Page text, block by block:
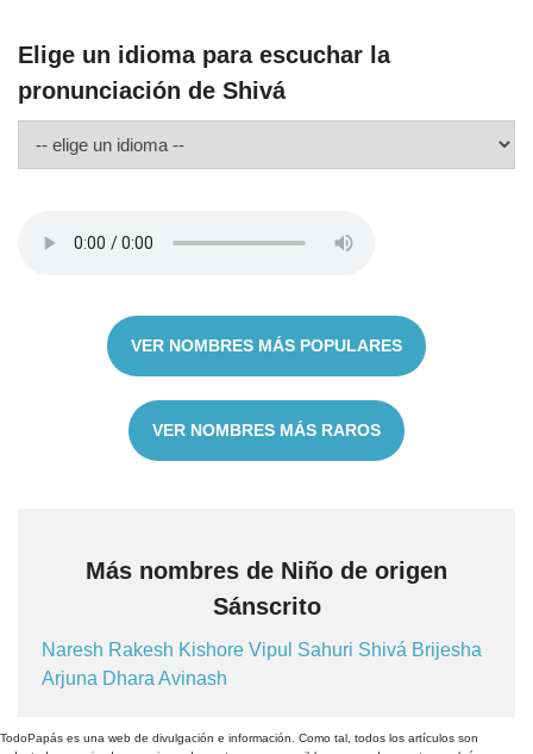
Elige un idioma para escuchar la
pronunciación de Shivá
VER NOMBRES MÁS POPULARES
VER NOMBRES MÁS RAROS
Más nombres de Niño de origen
Sánscrito
Naresh Rakesh Kishore Vipul Sahuri Shivá Brijesha
Arjuna Dhara Avinash
TodoPapás es una web de divulgación e información. Como tal, todos los artículos son